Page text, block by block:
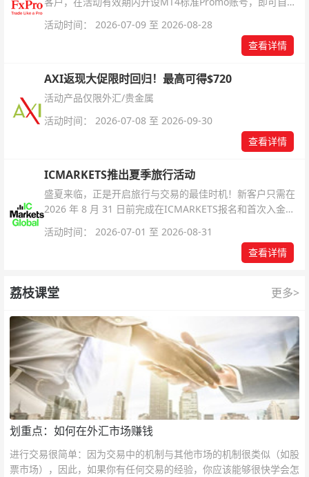
活动时间： 2026-07-09 至 2026-08-28
查看详情
AXI返现大促限时回归！最高可得$720
活动产品仅限外汇/贵金属
活动时间： 2026-07-08 至 2026-09-30
查看详情
ICMARKETS推出夏季旅行活动
盛夏来临，正是开启旅行与交易的最佳时机！新客户只需在
2026 年 8 月 31 日前完成在ICMARKETS报名和首次入金即
活动时间： 2026-07-01 至 2026-08-31
查看详情
荔枝课堂 更多>
划重点：如何在外汇市场赚钱
进行交易很简单：因为交易中的机制与其他市场的机制很类似（如股
票市场），因此，如果你有任何交易的经验，你应该能够很快学会怎